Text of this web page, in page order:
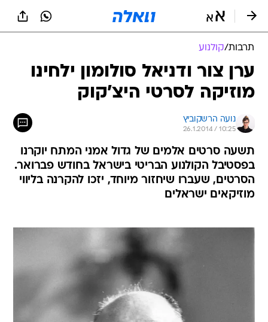
תרבות/קולנוע
ערן צור ודניאל סולומון ילחינו
מוזיקה לסרטי היצ'קוק
נועה הרשקוביץ
26.1.2014 / 10:25
תשעה סרטים אלמים של גדול אמני המתח יוקרנו
בפסטיבל הקולנוע הבריטי בישראל בחודש פברואר.
הסרטים, שעברו שיחזור מיוחד, יזכו להקרנה בליווי
מוזיקאים ישראלים